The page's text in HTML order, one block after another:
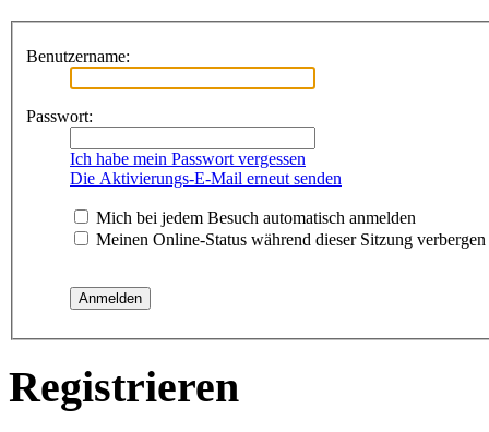
Benutzername:
Passwort:
Ich habe mein Passwort vergessen
Die Aktivierungs-E-Mail erneut senden
Mich bei jedem Besuch automatisch anmelden
Meinen Online-Status während dieser Sitzung verbergen
Registrieren